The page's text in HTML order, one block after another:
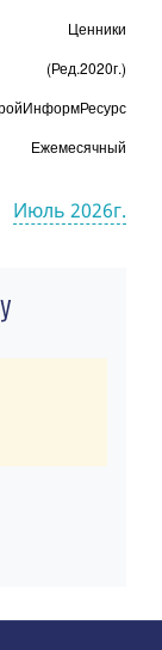
Ценники
(Ред.2020г.)
Ежемесячный
Июль 2026г.